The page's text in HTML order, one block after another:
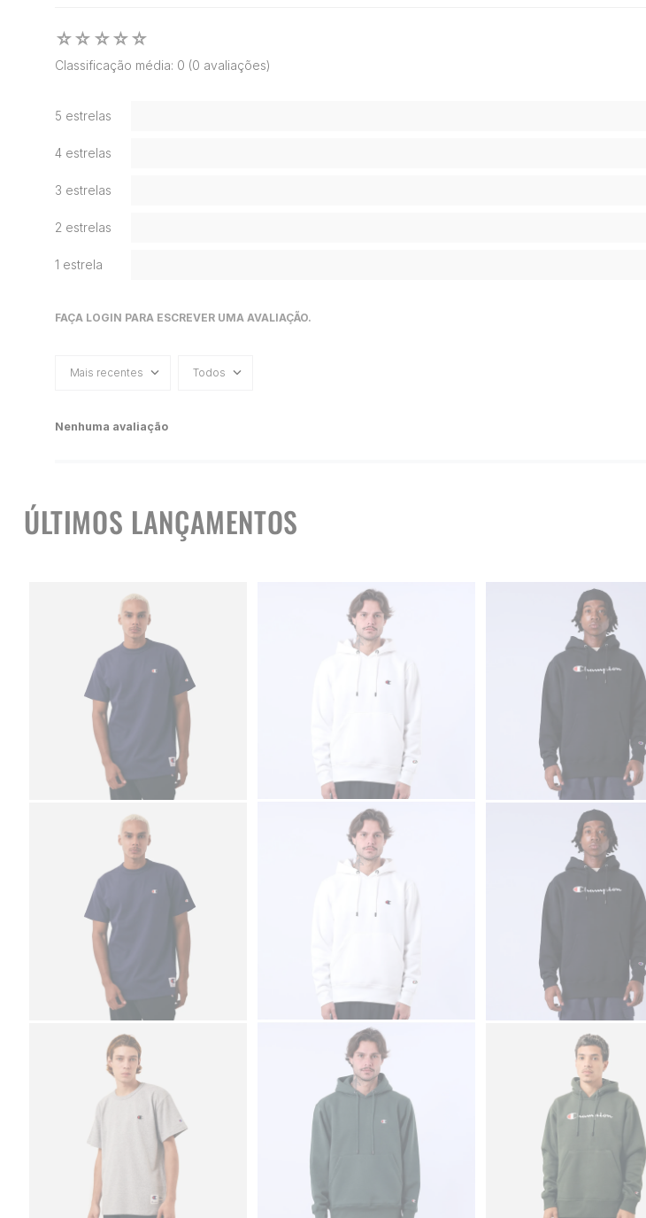
☆☆ ☆☆☆
Classificação média: 0 (0 avaliações)
5 estrelas
4 estrelas
3 estrelas
2 estrelas
1 estrela
FAÇA LOGIN PARA ESCREVER UMA AVALIAÇÃO.
Mais recentes Todos
Nenhuma avaliação
ÚLTIMOS LANÇAMENTOS